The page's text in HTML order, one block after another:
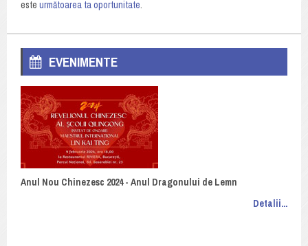
este următoarea ta oportunitate.
EVENIMENTE
Anul Nou Chinezesc 2024 - Anul Dragonului de Lemn
Detalii...